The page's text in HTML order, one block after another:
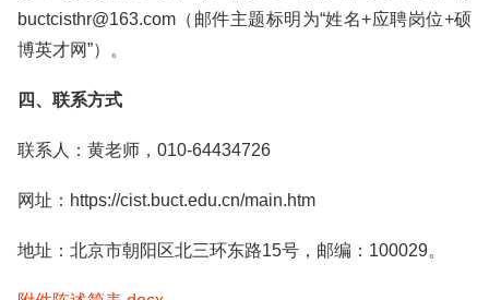
buctcisthr@163.com（邮件主题标明为“姓名+应聘岗位+硕
博英才网”）。
四、联系方式
联系人：黄老师，010-64434726
网址：https://cist.buct.edu.cn/main.htm
地址：北京市朝阳区北三环东路15号，邮编：100029。